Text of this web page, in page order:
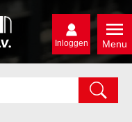
Menu
Inloggen